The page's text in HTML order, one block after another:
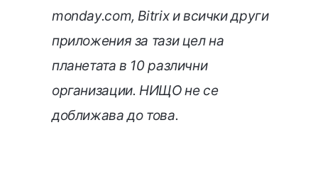
monday.com, Bitrix и всички други
приложения за тази цел на
планетата в 10 различни
организации. НИЩО не се
доближава до това.